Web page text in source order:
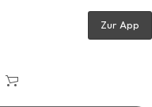
Zur App